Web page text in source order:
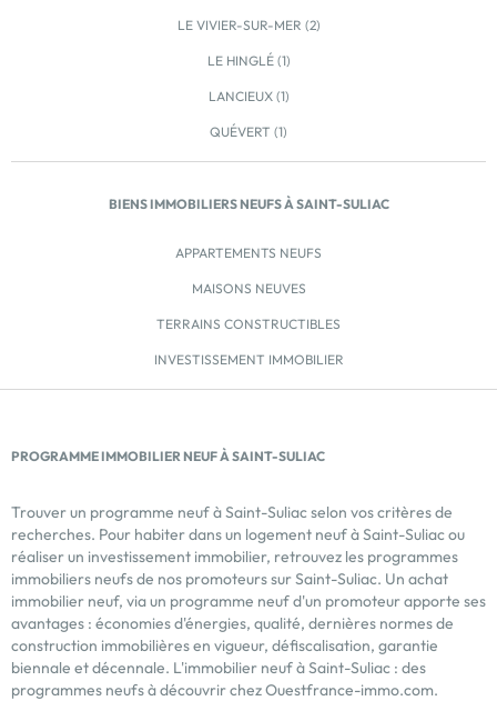
chacun. Parmi ses équipements, elle dispose
desservi par une navette, d’un collège, d’un lycée et
d’un hôpital. La proximité de Dinan apporte enfin des
avantages supplémentaires, dont une gare SNCF
pour se déplacer facilement, les attraits touristiques
de la cité médiévale ou encore le port de plaisance
attenant à Lanvallay. Développez votre patrimoine
immobilier en garantissant […] Voir le programme
LE VIVIER-SUR-MER (2)
LE HINGLÉ (1)
LANCIEUX (1)
QUÉVERT (1)
BIENS IMMOBILIERS NEUFS À SAINT-SULIAC
APPARTEMENTS NEUFS
MAISONS NEUVES
TERRAINS CONSTRUCTIBLES
INVESTISSEMENT IMMOBILIER
PROGRAMME IMMOBILIER NEUF À SAINT-SULIAC
Trouver un programme neuf à Saint-Suliac selon vos critères de
recherches. Pour habiter dans un logement neuf à Saint-Suliac ou
réaliser un investissement immobilier, retrouvez les programmes
immobiliers neufs de nos promoteurs sur Saint-Suliac. Un achat
immobilier neuf, via un programme neuf d'un promoteur apporte ses
avantages : économies d'énergies, qualité, dernières normes de
construction immobilières en vigueur, défiscalisation, garantie
biennale et décennale. L'immobilier neuf à Saint-Suliac : des
programmes neufs à découvrir chez Ouestfrance-immo.com.